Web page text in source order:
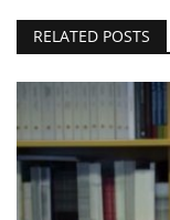
RELATED POSTS